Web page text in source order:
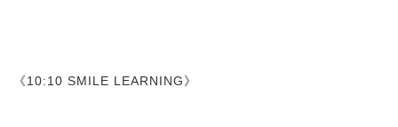
《10:10 SMILE LEARNING》